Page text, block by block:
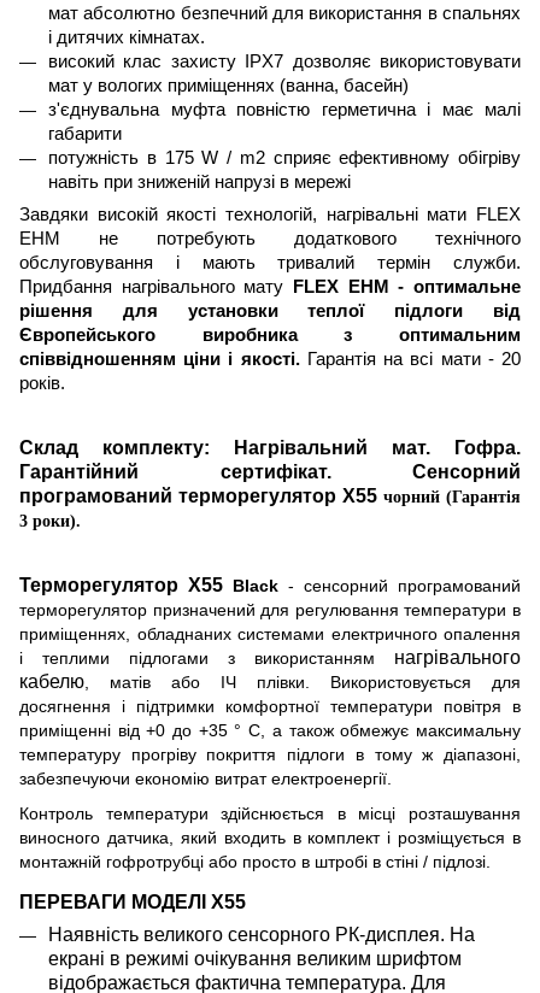
мат абсолютно безпечний для використання в спальнях
і дитячих кімнатах.
високий клас захисту IPX7 дозволяє використовувати
мат у вологих приміщеннях (ванна, басейн)
з'єднувальна муфта повністю герметична і має малі
габарити
потужність в 175 W / m2 сприяє ефективному обігріву
навіть при зниженій напрузі в мережі
Завдяки високій якості технологій, нагрівальнімати FLEX
EHM не потребують додаткового технічного
обслуговування і мають тривалий термін служби.
Придбання нагрівального мату FLEX EHM - оптимальне
рішення для установки теплої підлоги від
Європейського виробника з оптимальним
співвідношенням ціни і якості. Гарантія на всі мати - 20
років.
Склад комплекту: Нагрівальний мат. Гофра.
Гарантійний сертифікат. Сенсорний
програмований терморегулятор X55 чорний (Гарантія
3 роки).
Терморегулятор X55 Black - сенсорний програмований
терморегулятор призначений для регулювання температури в
приміщеннях, обладнаних системами електричного опалення
і теплими підлогами з використанням нагрівального
кабелю , матів або ІЧ плівки. Використовується для
досягнення і підтримки комфортної температури повітря в
приміщенні від +0 до +35 ° С, а також обмежує максимальну
температуру прогріву покриття підлоги в тому ж діапазоні,
забезпечуючи економію витрат електроенергії.
Контроль температури здійснюється в місці розташування
виносного датчика, який входить в комплект і розміщується в
монтажній гофротрубці або просто в штробі в стіні / підлозі.
ПЕРЕВАГИ МОДЕЛІ X55
Наявність великого сенсорного РК-дисплея. На
екрані в режимі очікування великим шрифтом
відображається фактична температура. Для